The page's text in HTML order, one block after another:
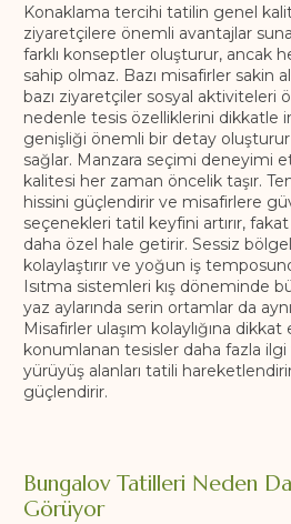
Konaklama tercihi tatilin genel
ziyaretçilere önemli avantajlar
farklı konseptler oluşturur, ancak
sahip olmaz. Bazı misafirler sakin
bazı ziyaretçiler sosyal aktiviteleri
nedenle tesis özelliklerini dikkatle
genişliği önemli bir detay oluşturur
sağlar. Manzara seçimi deneyimi
kalitesi her zaman öncelik taşır.
hissini güçlendirir ve misafirlere
seçenekleri tatil keyfini artırır,
daha özel hale getirir. Sessiz
kolaylaştırır ve yoğun iş
Isıtma sistemleri kış döneminde
yaz aylarında serin ortamlar da
Misafirler ulaşım kolaylığına
konumlanan tesisler daha fazla
yürüyüş alanları tatili
güçlendirir.
Bungalov Tatilleri Neden
Görüyor